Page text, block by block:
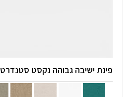
פינת ישיבה גבוהה נקסט סטנדרט